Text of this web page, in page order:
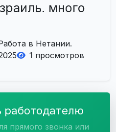
много
в Нетании.
1 просмотров
работодателю
прямого звонка или